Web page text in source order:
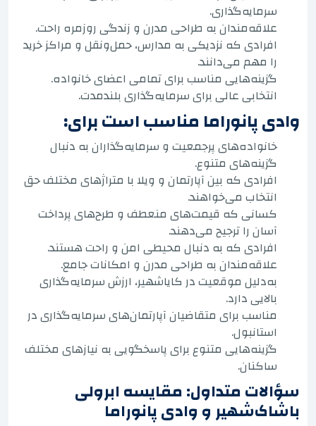
سرمایه‌گذاری.
علاقه‌مندان به طراحی مدرن و زندگی روزمره راحت.
افرادی که نزدیکی به مدارس، حمل‌ونقل و مراکز خرید
را مهم می‌دانند.
گزینه‌هایی مناسب برای تمامی اعضای خانواده.
انتخابی عالی برای سرمایه‌گذاری بلندمدت.
وادی پانوراما مناسب است برای:
خانواده‌های پرجمعیت و سرمایه‌گذاران به دنبال
گزینه‌های متنوع.
افرادی که بین آپارتمان و ویلا با متراژهای مختلف حق
انتخاب می‌خواهند.
کسانی که قیمت‌های منعطف و طرح‌های پرداخت
آسان را ترجیح می‌دهند.
افرادی که به دنبال محیطی امن و راحت هستند.
علاقه‌مندان به طراحی مدرن و امکانات جامع.
به‌دلیل موقعیت در کایا‌شهیر، ارزش سرمایه‌گذاری
بالایی دارد.
مناسب برای متقاضیان آپارتمان‌های سرمایه‌گذاری در
استانبول.
گزینه‌هایی متنوع برای پاسخگویی به نیازهای مختلف
ساکنان.
سؤالات متداول: مقایسه ابرولی
باشاک‌شهیر و وادی پانوراما